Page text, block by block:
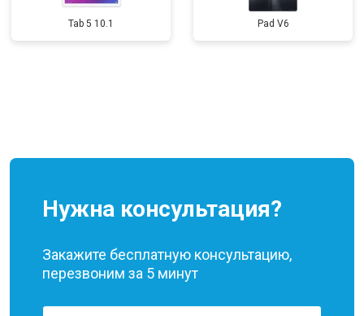
Tab 5 10.1 Pad V6
Нужна консультация?
Закажите бесплатную консультацию,
перезвоним за 5 минут